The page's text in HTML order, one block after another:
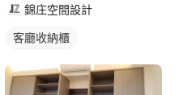
錦庄空間設計
客廳收納櫃